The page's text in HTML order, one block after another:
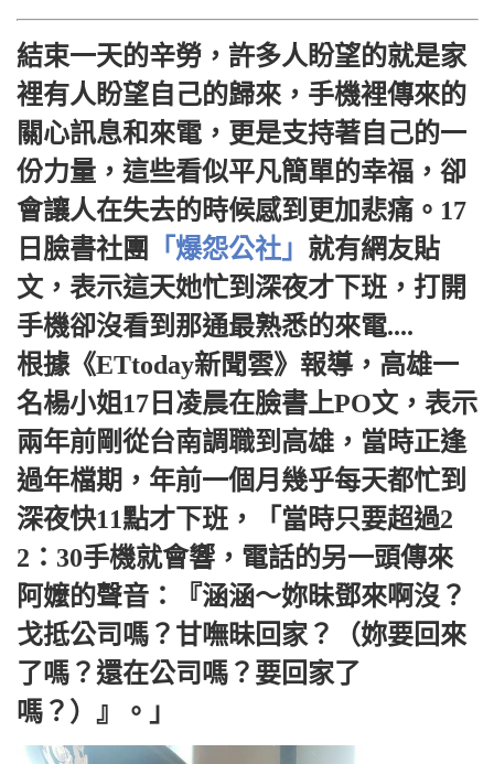
結束一天的辛勞，許多人盼望的就是家
裡有人盼望自己的歸來，手機裡傳來的
關心訊息和來電，更是支持著自己的一
份力量，這些看似平凡簡單的幸福，卻
會讓人在失去的時候感到更加悲痛。17
日臉書社團
「爆怨公社」 就有網友貼
文，表示這天她忙到深夜才下班，打開
手機卻沒看到那通最熟悉的來電....
根據《ETtoday新聞雲》報導，高雄一
名楊小姐17日凌晨在臉書上PO文，表示
兩年前剛從台南調職到高雄，當時正逢
過年檔期，年前一個月幾乎每天都忙到
深夜快11點才下班，「當時只要超過2
2：30手機就會響，電話的另一頭傳來
阿嬤的聲音：『涵涵～妳昧鄧來啊沒？
戈抵公司嗎？甘嘸昧回家？（妳要回來
了嗎？還在公司嗎？要回家了
嗎？）』。」